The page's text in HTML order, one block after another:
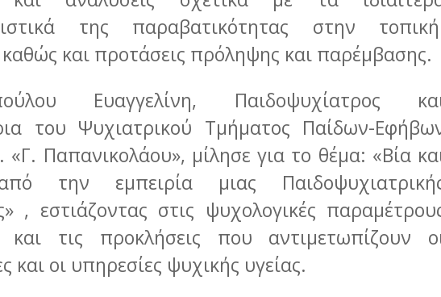
της παραβατικότητας στην
καθώς και προτάσεις πρόληψης και παρέμβασης.
Ευαγγελίνη, Παιδοψυχίατρος
του Ψυχιατρικού Τμήματος Παίδων-
Παπανικολάου», μίλησε για το θέμα: «Βία
την εμπειρία μιας
, εστιάζοντας στις ψυχολογικές
και τις προκλήσεις που αντιμετωπίζουν
και οι υπηρεσίες ψυχικής υγείας.